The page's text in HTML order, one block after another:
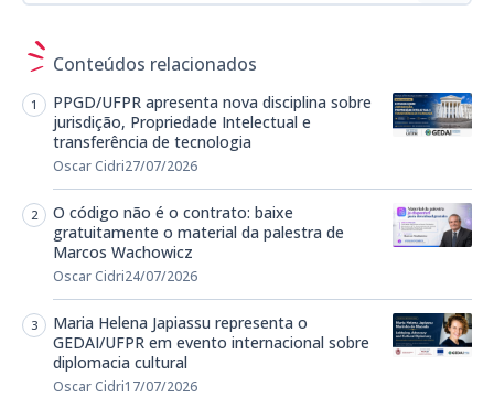
Conteúdos relacionados
PPGD/UFPR apresenta nova disciplina sobre
jurisdição, Propriedade Intelectual e
transferência de tecnologia
Oscar Cidri27/07/2026
O código não é o contrato: baixe
gratuitamente o material da palestra de
Marcos Wachowicz
Oscar Cidri24/07/2026
Maria Helena Japiassu representa o
GEDAI/UFPR em evento internacional sobre
diplomacia cultural
Oscar Cidri17/07/2026